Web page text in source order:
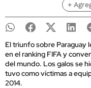
+
El triunfo sobre Paraguay
en el ranking FIFA y
del mundo. Los galos se
tuvo como víctimas a
2014.